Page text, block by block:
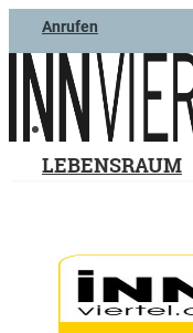
Anrufen
LEBENSRAUM